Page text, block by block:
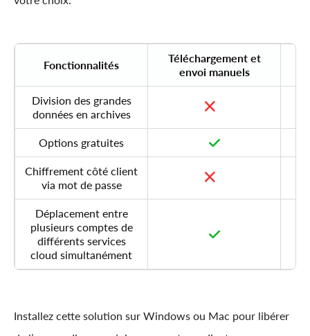
Fonctionnalités
Téléchargement et
envoi manuels
Division des grandes
données en archives
Options gratuites
Chiffrement côté client
via mot de passe
Déplacement entre
plusieurs comptes de
différents services
cloud simultanément
Installez cette solution sur Windows ou Mac pour libérer